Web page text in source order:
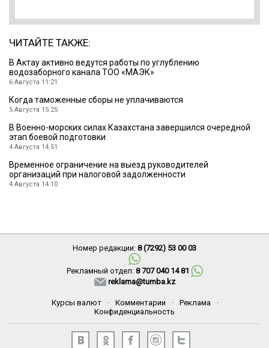
ЧИТАЙТЕ ТАКЖЕ:
В Актау активно ведутся работы по углублению
водозаборного канала ТОО «МАЭК»
6 Августа 11:21
Когда таможенные сборы не уплачиваются
5 Августа 15:25
В Военно-морских силах Казахстана завершился очередной
этап боевой подготовки
4 Августа 14:51
Временное ограничение на выезд руководителей
организаций при налоговой задолженности
4 Августа 14:10
Номер редакции: 8 (7292) 53 00 03
Рекламный отдел: 8 707 040 14 81
reklama@tumba.kz
Курсы валют · Комментарии · Реклама
·
Конфиденциальность